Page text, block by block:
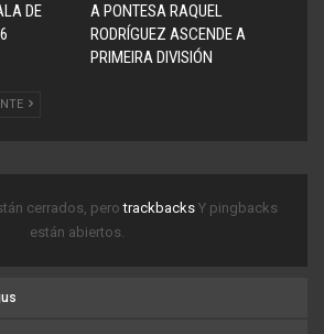
DE
A PONTESA RAQUEL
RODRÍGUEZ ASCENDE A
PRIMEIRA DIVISIÓN
cerrados, perotrackbacks Y pingbacks
están abiertos.